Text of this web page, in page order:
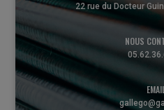
22 rue du Docteur
NOUS
EMAIL